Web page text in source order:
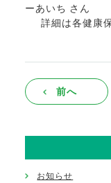
ーあいち さん
詳細は各健康保
前へ
お知らせ